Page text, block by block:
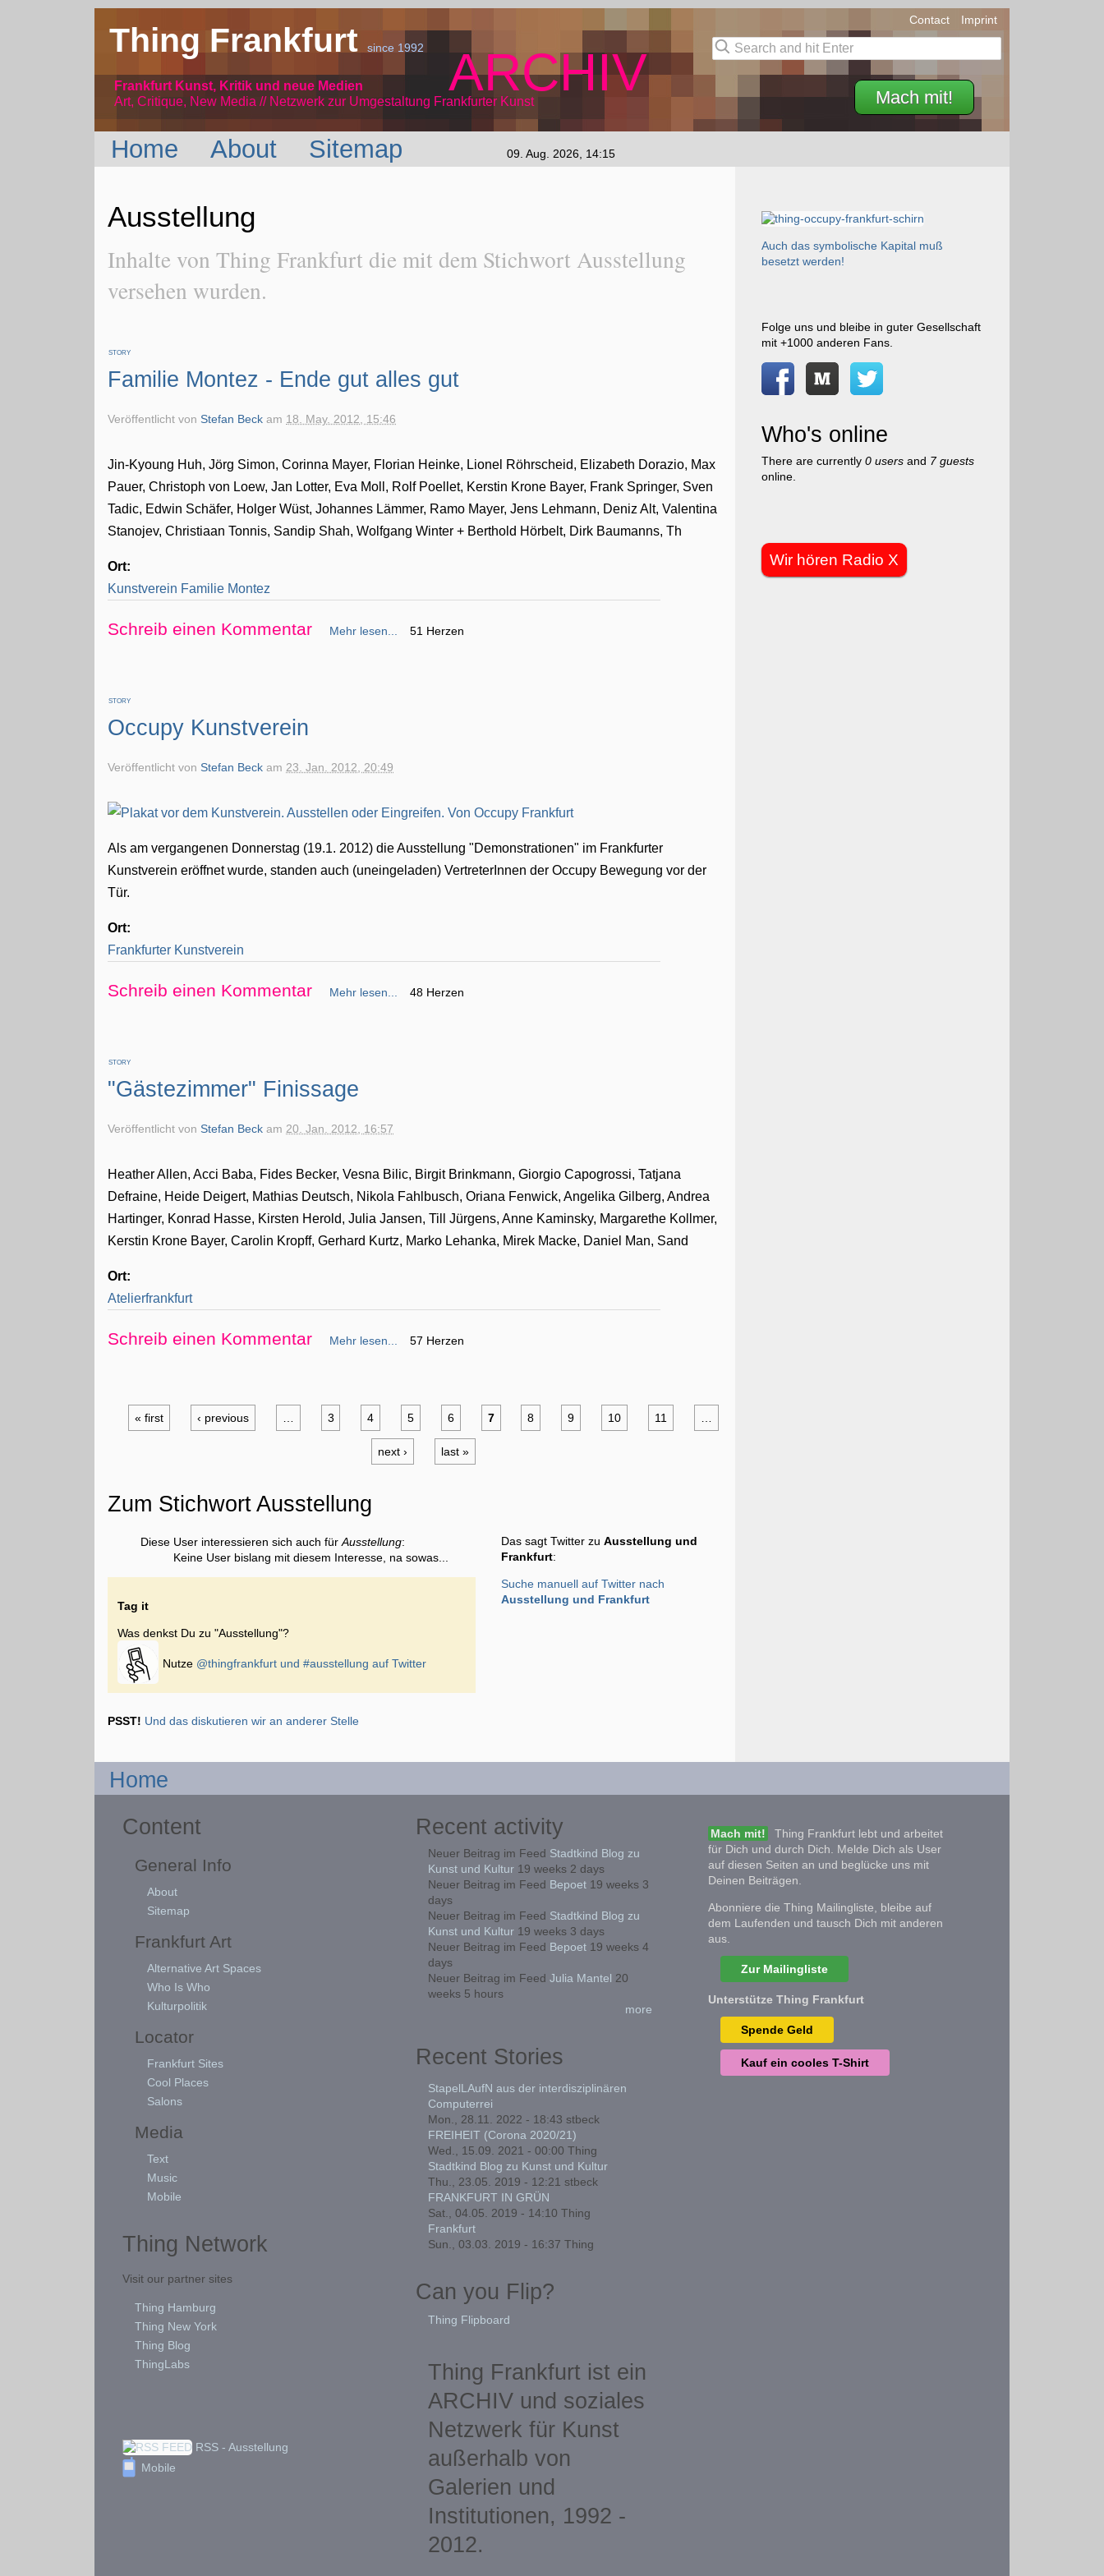
Thing Frankfurtsince 1992
Frankfurt Kunst, Kritik und neue Medien
Art, Critique, New Media // Netzwerk
ARCHIV
zur Umgestaltung Frankfurter Kunst Mach mit!
Contact Imprint
Home About Sitemap 09. Aug. 2026, 14:15
Ausstellung
Inhalte von Thing Frankfurt die mit dem Stichwort Ausstellung
versehen wurden.
STORY
Familie Montez - Ende gut alles gut
Veröffentlicht vonStefan Beck am 18. May. 2012, 15:46
Jin-Kyoung Huh, Jörg Simon, Corinna Mayer, Florian Heinke, Lionel Röhrscheid, Elizabeth Dorazio, Max
Pauer, Christoph von Loew, Jan Lotter, Eva Moll, Rolf Poellet, Kerstin Krone Bayer, Frank Springer, Sven
Tadic, Edwin Schäfer, Holger Wüst, Johannes Lämmer, Ramo Mayer, Jens Lehmann, Deniz Alt, Valentina
Stanojev, Christiaan Tonnis, Sandip Shah, Wolfgang Winter + Berthold Hörbelt, Dirk Baumanns, Th
Ort:
Kunstverein Familie Montez
Schreib einen Kommentar Mehr lesen... 51 Herzen
STORY
Occupy Kunstverein
Veröffentlicht vonStefan Beck am23. Jan. 2012, 20:49
Als am vergangenen Donnerstag (19.1. 2012) die Ausstellung "Demonstrationen" im Frankfurter
Kunstverein eröffnet wurde, standen auch (uneingeladen) VertreterInnen der Occupy Bewegung vor der
Tür.
Ort:
Frankfurter Kunstverein
Schreib einen Kommentar Mehr lesen... 48 Herzen
STORY
"Gästezimmer" Finissage
Veröffentlicht vonStefan Beck am20. Jan. 2012, 16:57
Heather Allen, Acci Baba, Fides Becker, Vesna Bilic, Birgit Brinkmann, Giorgio Capogrossi, Tatjana
Defraine, Heide Deigert, Mathias Deutsch, Nikola Fahlbusch, Oriana Fenwick, Angelika Gilberg, Andrea
Hartinger, Konrad Hasse, Kirsten Herold, Julia Jansen, Till Jürgens, Anne Kaminsky, Margarethe Kollmer,
Kerstin Krone Bayer, Carolin Kropff, Gerhard Kurtz, Marko Lehanka, Mirek Macke, Daniel Man, Sand
Ort:
Atelierfrankfurt
Schreib einen Kommentar Mehr lesen... 57 Herzen
« first ‹ previous 3 4 5 6 7 8 9 10 11
next › last »
Zum Stichwort Ausstellung
Diese User interessieren sich auch fürAusstellung:
Keine User bislang mit diesem Interesse, na sowas...
Tag it
Was denkst Du zu "Ausstellung"?
Nutze @thingfrankfurt und#ausstellung auf Twitter
Das sagt Twitter zu Ausstellung und
Frankfurt:
Suche manuell auf Twitter nach
Ausstellung und Frankfurt
PSST! Und das diskutieren wir an anderer Stelle
Auch das symbolische Kapital muß
besetzt werden!
Folge uns und bleibe in guter Gesellschaft
mit +1000 anderen Fans.
Who's online
There are currently 0 usersand 7 guests
online.
Wir hören Radio X
Home
Content
General Info
About
Sitemap
Frankfurt Art
Alternative Art Spaces
Who Is Who
Kulturpolitik
Locator
Frankfurt Sites
Cool Places
Salons
Media
Text
Music
Mobile
Thing Network
Visit our partner sites
Thing Hamburg
Thing New York
Thing Blog
ThingLabs
RSS - Ausstellung
Mobile
Recent activity
Neuer Beitrag im Feed Stadtkind Blog zu
Kunst und Kultur19 weeks 2 days
Neuer Beitrag im Feed Bepoet19 weeks 3
days
Neuer Beitrag im Feed Stadtkind Blog zu
Kunst und Kultur19 weeks 3 days
Neuer Beitrag im Feed Bepoet19 weeks 4
days
Neuer Beitrag im Feed Julia Mantel 20
weeks 5 hours
more
Recent Stories
StapelLAufN aus der interdisziplinären
Computerrei
Mon., 28.11. 2022 - 18:43 stbeck
FREIHEIT (Corona 2020/21)
Wed., 15.09. 2021 - 00:00 Thing
Stadtkind Blog zu Kunst und Kultur
Thu., 23.05. 2019 - 12:21 stbeck
FRANKFURT IN GRÜN
Sat., 04.05. 2019 - 14:10 Thing
Frankfurt
Sun., 03.03. 2019 - 16:37 Thing
Can you Flip?
Thing Flipboard
Thing Frankfurt ist ein
ARCHIV und soziales
Netzwerk für Kunst
außerhalb von
Galerien und
Institutionen, 1992 -
2012.
Mach mit!
Thing Frankfurt lebt und arbeitet
für Dich und durch Dich. Melde Dich als User
auf diesen Seiten an und beglücke uns mit
Deinen Beiträgen.
Abonniere die Thing Mailingliste, bleibe auf
dem Laufenden und tausch Dich mit anderen
aus.
Zur Mailingliste
Unterstütze Thing Frankfurt
Spende Geld
Kauf ein cooles T-Shirt